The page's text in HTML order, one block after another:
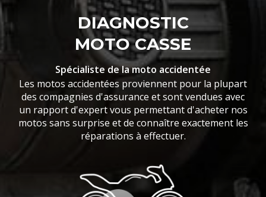
DIAGNOSTIC
MOTO CASSE
Spécialiste de la moto accidentée
Les motos accidentées proviennent pour la plupart
des compagnies d'assurance et sont vendues avec
un rapport d'expert vous permettant d'acheter nos
motos sans surprise et de connaître exactement les
réparations à effectuer.